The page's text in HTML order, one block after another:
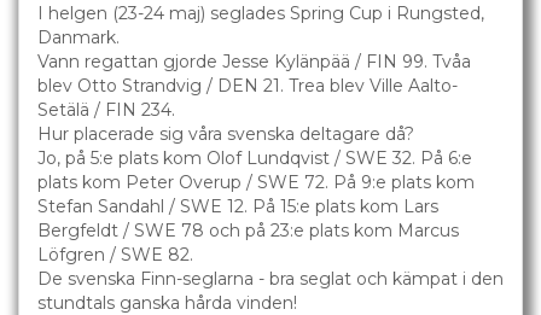
I helgen (23-24 maj) seglades Spring Cup i Rungsted,
Danmark.
Vann regattan gjorde Jesse Kylänpää / FIN 99. Tvåa
blev Otto Strandvig / DEN 21. Trea blev Ville Aalto-
Setälä / FIN 234.
Hur placerade sig våra svenska deltagare då?
Jo, på 5:e plats kom Olof Lundqvist / SWE 32. På 6:e
plats kom Peter Overup / SWE 72. På 9:e plats kom
Stefan Sandahl / SWE 12. På 15:e plats kom Lars
Bergfeldt / SWE 78 och på 23:e plats kom Marcus
Löfgren / SWE 82.
De svenska Finn-seglarna - bra seglat och kämpat i den
stundtals ganska hårda vinden!